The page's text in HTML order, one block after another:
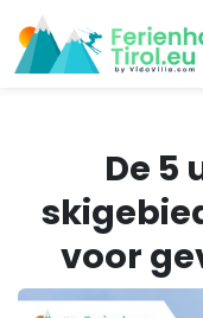
De 5
voor